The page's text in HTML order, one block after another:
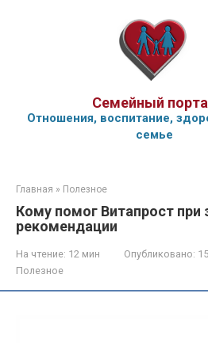
Семейный
Отношения, воспитание,
семье
Главная » Полезное
Кому помог Витапрост при
рекомендации
На чтение: 12 мин Опубликовано:
Полезное